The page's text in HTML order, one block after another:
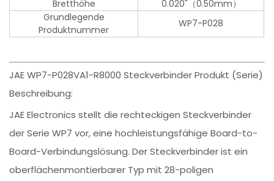
Bretthöhe
0.020"（0.50mm）
Grundlegende
Produktnummer
WP7-P028
JAE WP7-P028VA1-R8000 Steckverbinder Produkt (Serie)
Beschreibung:
JAE Electronics stellt die rechteckigen Steckverbinder
der Serie WP7 vor, eine hochleistungsfähige Board-to-
Board-Verbindungslösung. Der Steckverbinder ist ein
oberflächenmontierbarer Typ mit 28-poligen